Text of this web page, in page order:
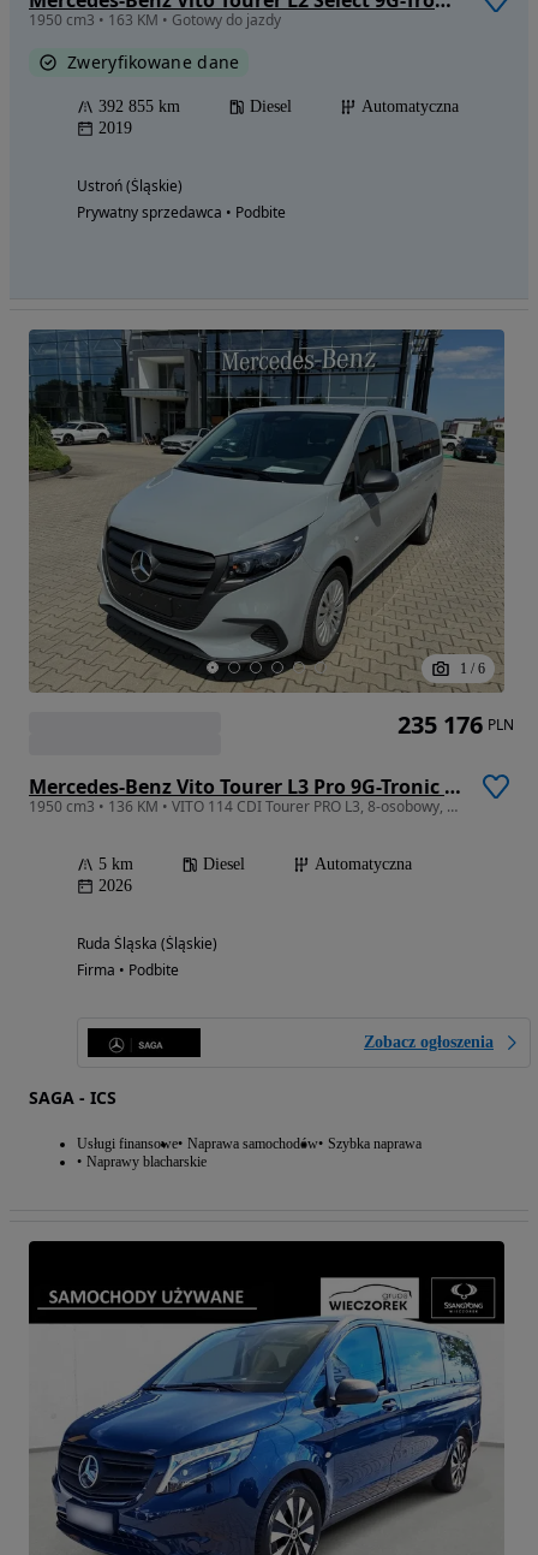
1950 cm3 • 163 KM • Gotowy do jazdy
Zweryfikowane dane
392 855 km Diesel
Automatyczna
2019
Ustroń (Śląskie)
Prywatny sprzedawca • Podbite
1 / 6
Mercedes-Benz Vito Tourer L3 Pro 9G-Tronic 447.705
1950 cm3 • 136 KM • VITO 114 CDI Tourer PRO L3, 8-osobowy, LED, kamera, tempomat
5 km Diesel
Automatyczna
2026
Ruda Śląska (Śląskie)
Firma • Podbite
Zobacz ogłoszenia
SAGA - ICS
Usługi finansowe Naprawa samochodów Szybka naprawa
Naprawy blacharskie
235 176 PLN